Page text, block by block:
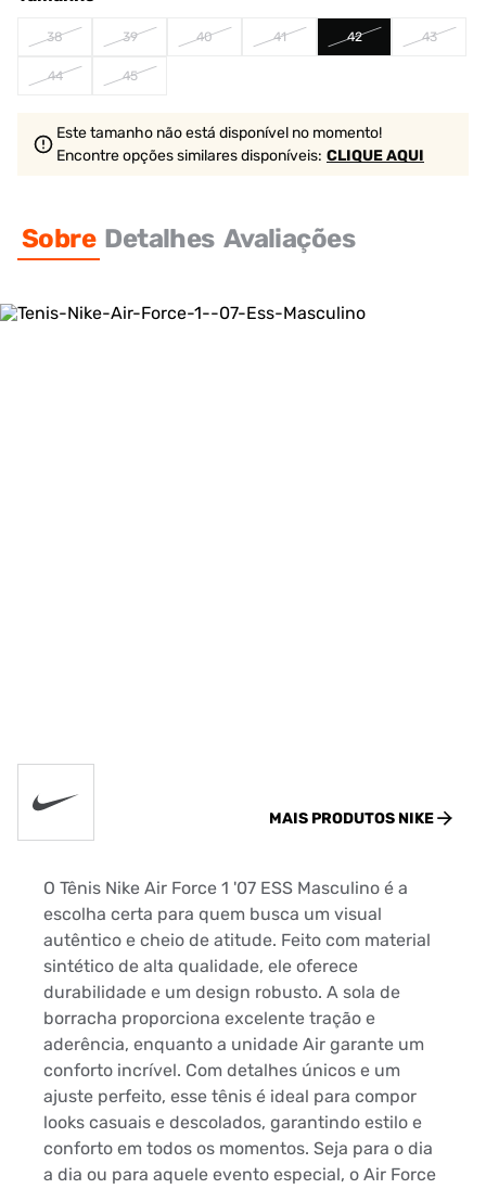
38 39 40 41 42 43
44 45
Este tamanho não está disponível no momento!
Encontre opções similaresdisponíveis: CLIQUE AQUI
Sobre Detalhes Avaliações
MAIS PRODUTOS NIKE
O Tênis Nike Air Force 1 '07 ESS Masculino é a
escolha certa para quem busca um visual
autêntico e cheio de atitude. Feito com material
sintético de alta qualidade, ele oferece
durabilidade e um design robusto. A sola de
borracha proporciona excelente tração e
aderência, enquanto a unidade Air garante um
conforto incrível. Com detalhes únicos e um
ajuste perfeito, esse tênis é ideal para compor
looks casuais e descolados, garantindo estilo e
conforto em todos os momentos. Seja para o dia
a dia ou para aquele evento especial, o Air Force